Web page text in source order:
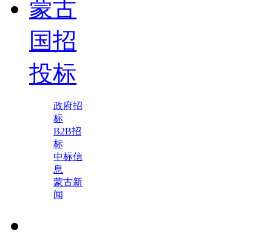
蒙古
国招
投标
政府招
标
B2B招
标
中标信
息
蒙古新
闻